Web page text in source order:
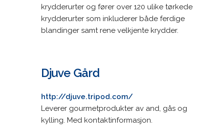
krydderurter og fører over 120 ulike tørkede
krydderurter som inkluderer både ferdige
blandinger samt rene velkjente krydder.
Djuve Gård
http://djuve.tripod.com/
Leverer gourmetprodukter av and, gås og
kylling. Med kontaktinformasjon.